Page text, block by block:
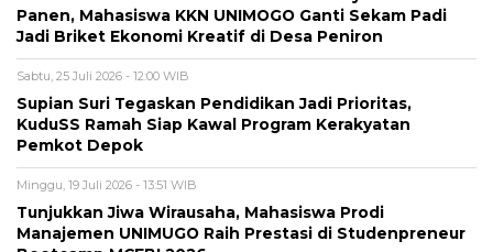
Panen, Mahasiswa KKN UNIMOGO Ganti Sekam Padi
Jadi Briket Ekonomi Kreatif di Desa Peniron
Sabtu, 25 Juli 2026 - 12:00 WIB
Supian Suri Tegaskan Pendidikan Jadi Prioritas,
KuduSS Ramah Siap Kawal Program Kerakyatan
Pemkot Depok
Minggu, 19 Juli 2026 - 13:51 WIB
Tunjukkan Jiwa Wirausaha, Mahasiswa Prodi
Manajemen UNIMUGO Raih Prestasi di Studenpreneur